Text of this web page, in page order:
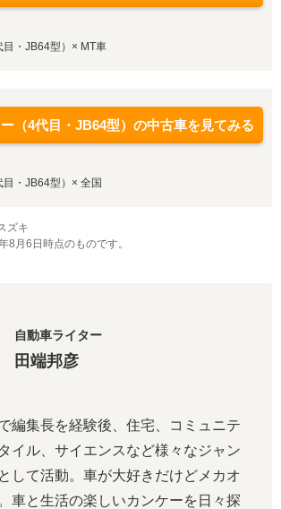
目・JB64型）× MT車
（4代目・JB64型）の中古車を見てみる
目・JB64型）× 全国
ズキ
月6日時点のものです。
自動車ライター
田端邦彦
編集長を経験後、住宅、コミュニテ
イル、サイエンスなど様々なジャン
して活動。車が大好きだけどメカオ
車と生活の楽しいカンケーを日々探